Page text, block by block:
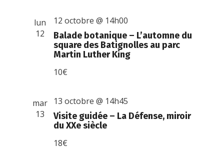
lun
12
Balade botanique – L’automne du
square des Batignolles au parc
Martin Luther King
12 octobre @ 14h00
10€
mar
13
Visite guidée – La Défense, miroir
du XXe siècle
13 octobre @ 14h45
18€